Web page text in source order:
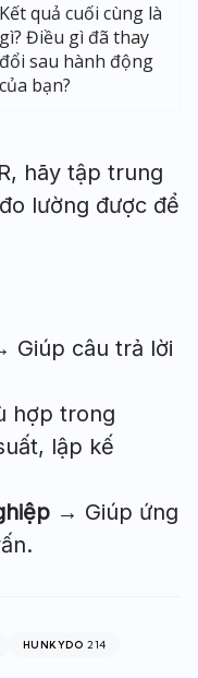
Kết quả cuối cùng là
gì? Điều gì đã thay
đổi sau hành động
của bạn?
hãy tập trung
lường được để
câu trả lời
hợp trong
lập kế
→ Giúp ứng
HUNKYDO 214